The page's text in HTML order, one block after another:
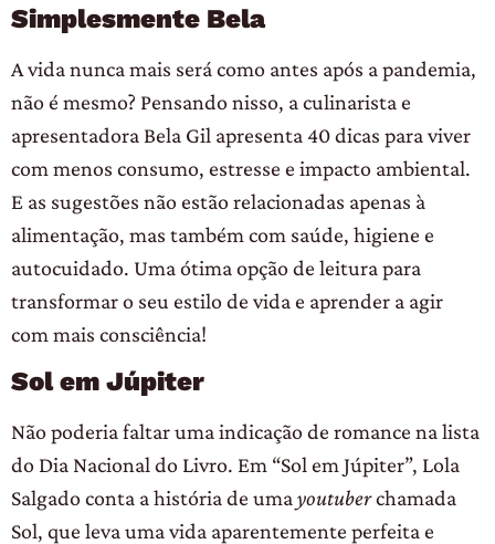
Simplesmente Bela
A vida nunca mais será como antes após a pandemia,
não é mesmo? Pensando nisso, a culinarista e
apresentadora Bela Gil apresenta 40 dicas para viver
com menos consumo, estresse e impacto ambiental.
E as sugestões não estão relacionadas apenas à
alimentação, mas também com saúde, higiene e
autocuidado. Uma ótima opção de leitura para
transformar o seu estilo de vida e aprender a agir
com mais consciência!
Sol em Júpiter
Não poderia faltar uma indicação de romance na lista
do Dia Nacional do Livro. Em “Sol em Júpiter”, Lola
Salgado conta a história de uma youtuberchamada
Sol, que leva uma vida aparentemente perfeita e